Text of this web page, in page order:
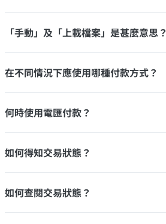
「手動」及「上載檔案」是甚麼意思？
在不同情況下應使用哪種付款方式？
何時使用電匯付款？
如何得知交易狀態？
如何查閱交易狀態？